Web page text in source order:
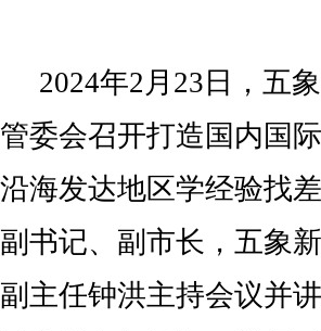
2024年2月23日，五
管委会召开打造国内国
沿海发达地区学经验找
副书记、副市长，五象
副主任钟洪主持会议并